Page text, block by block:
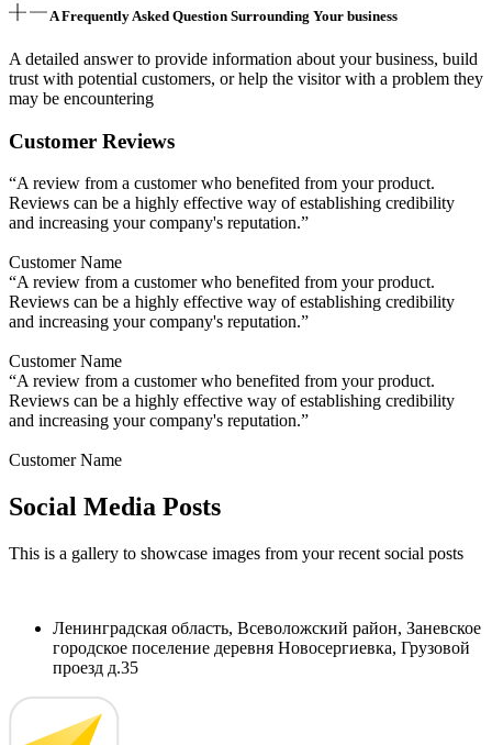
A Frequently Asked Question Surrounding Your business
A detailed answer to provide information about your business, build
trust with potential customers, or help the visitor with a problem they
may be encountering
Customer Reviews
“A review from a customer who benefited from your product.
Reviews can be a highly effective way of establishing credibility
and increasing your company's reputation.”
Customer Name
“A review from a customer who benefited from your product.
Reviews can be a highly effective way of establishing credibility
and increasing your company's reputation.”
Customer Name
“A review from a customer who benefited from your product.
Reviews can be a highly effective way of establishing credibility
and increasing your company's reputation.”
Customer Name
Social Media Posts
This is a gallery to showcase images from your recent social posts
Ленинградская область, Всеволожский район, Заневское
городское поселение деревня Новосергиевка, Грузовой
проезд д.35